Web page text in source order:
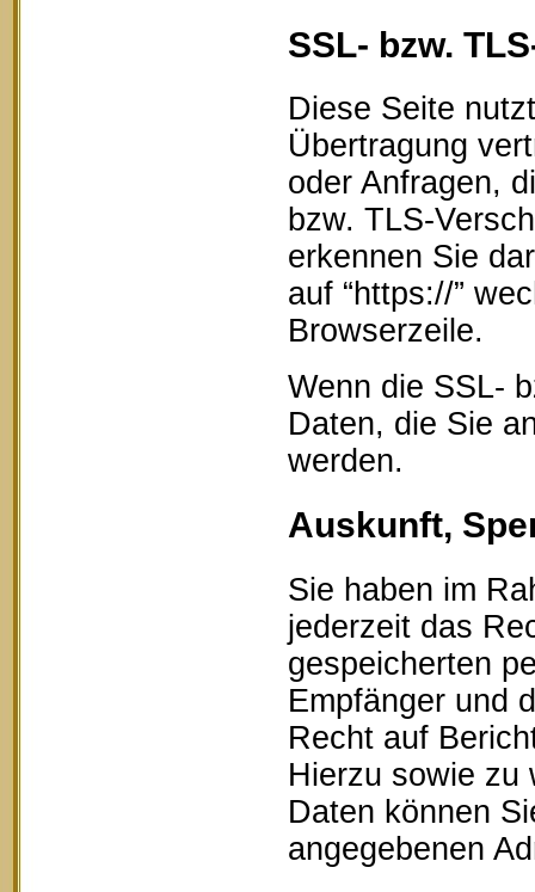
SSL- bzw.
Diese Seite
Übertragung
oder Anfragen,
bzw. TLS-
erkennen Sie
auf “https://”
Browserzeile.
Wenn die SSL-
Daten, die Sie
werden.
Auskunft,
Sie haben im
jederzeit das
gespeicherten
Empfänger und
Recht auf
Hierzu sowie zu
Daten können
angegebenen